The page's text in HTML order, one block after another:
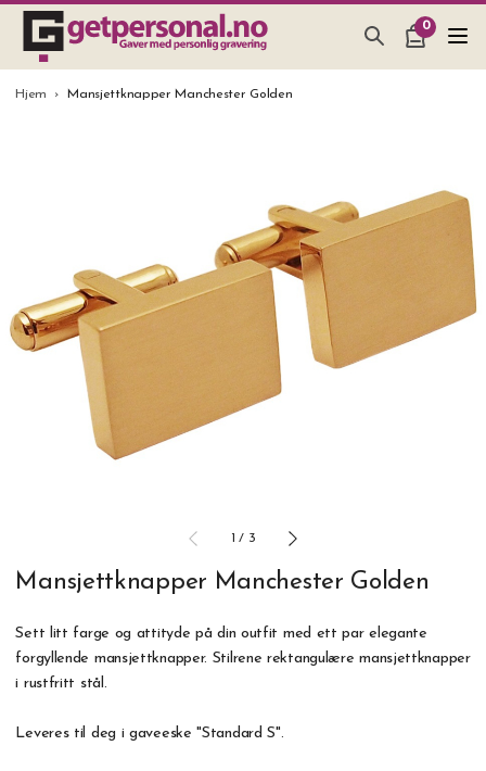
0
GAVER & GADGETS
BRYLLUPSGAVE 2026
Hjem Mansjettknapper Manchester Golden
1 / 3
Mansjettknapper Manchester Golden
Sett litt farge og attityde på din outfit med ett par elegante
forgyllende mansjettknapper. Stilrene rektangulære mansjettknapper
i rustfritt stål.
Leveres til deg i gaveeske "Standard S".